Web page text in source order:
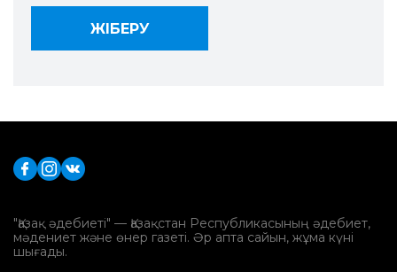
"Қазақ әдебиеті" — Қазақстан Республикасының әдебиет,
мәдениет және өнер газеті. Әр апта сайын, жұма күні
шығады.